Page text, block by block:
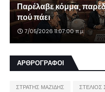
Παρέλαβε κόμμα,
πού πάει
7/05/2026 11:07:00 π.μ.
ΑΡΘΡΟΓΡΑΦΟΙ
ΣΤΡΑΤΗΣ ΜΑΖΙΔΗΣ